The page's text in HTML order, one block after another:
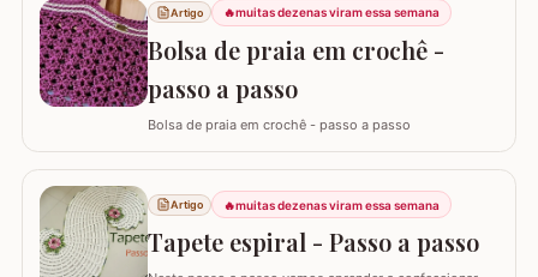
Artigo 🔥muitas dezenas viram essa semana
Bolsa de praia em crochê -
passo a passo
Bolsa de praia em crochê - passo a passo
Artigo 🔥muitas dezenas viram essa semana
Tapete espiral - Passo a passo